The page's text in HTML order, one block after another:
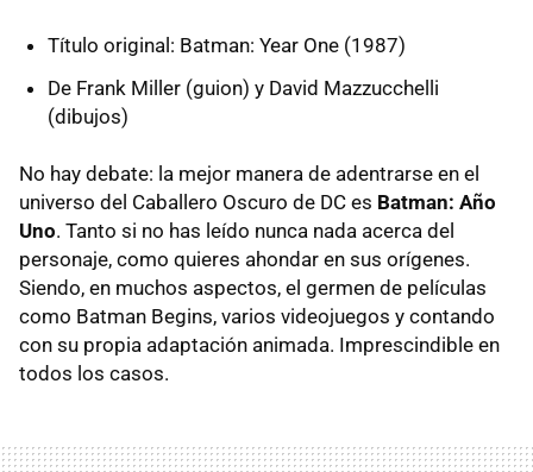
Título original: Batman: Year One (1987)
De Frank Miller (guion) y David Mazzucchelli
(dibujos)
No hay debate: la mejor manera de adentrarse en el
universo del Caballero Oscuro de DC es Batman: Año
Uno. Tanto si no has leído nunca nada acerca del
personaje, como quieres ahondar en sus orígenes.
Siendo, en muchos aspectos, el germen de películas
como Batman Begins, varios videojuegos y contando
con su propia adaptación animada. Imprescindible en
todos los casos.